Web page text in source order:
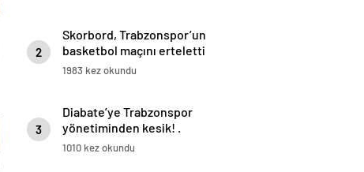
2
Skorbord, Trabzonspor’un
basketbol maçını erteletti
1983 kez okundu
3
Diabate’ye Trabzonspor
yönetiminden kesik! .
1010 kez okundu